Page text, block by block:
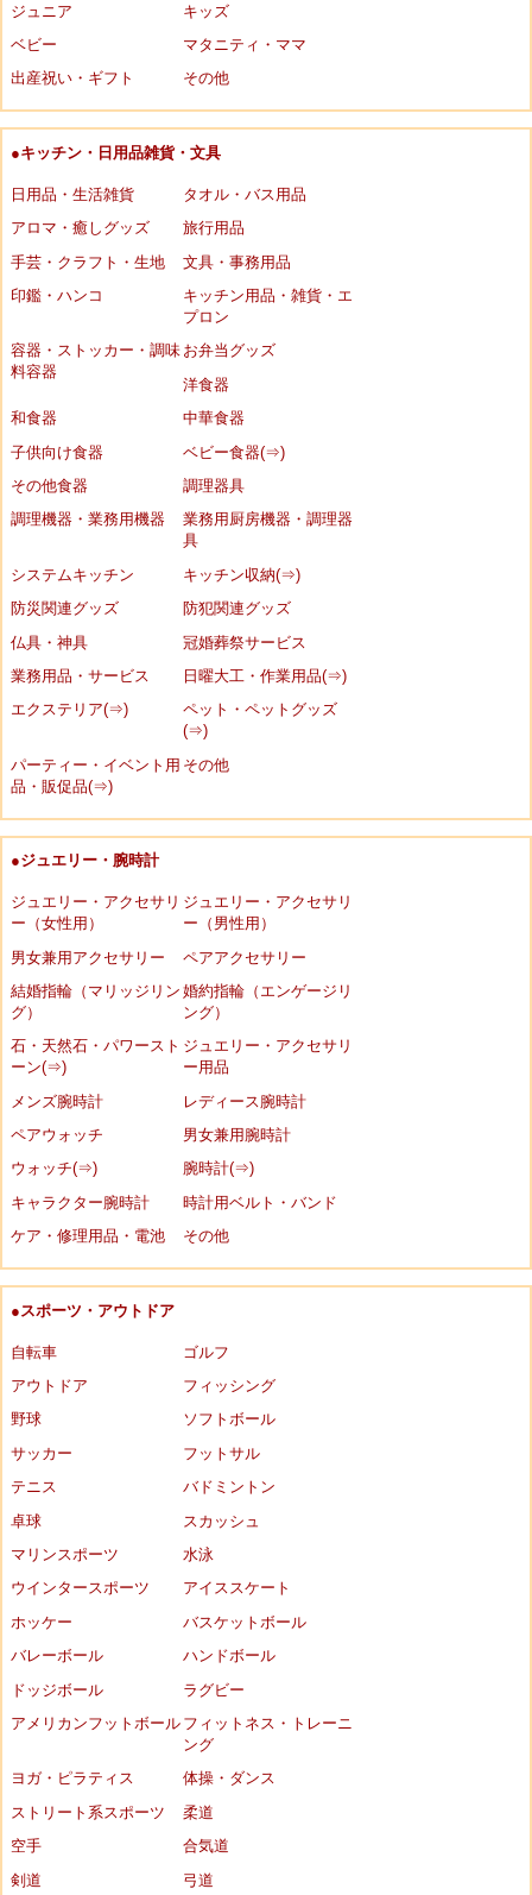
ジュニア
キッズ
ベビー
マタニティ・ママ
出産祝い・ギフト
その他
●キッチン・日用品雑貨・文具
日用品・生活雑貨
タオル・バス用品
アロマ・癒しグッズ
旅行用品
手芸・クラフト・生地
文具・事務用品
印鑑・ハンコ
キッチン用品・雑貨・エ
プロン
容器・ストッカー・調味
料容器
お弁当グッズ
洋食器
和食器
中華食器
子供向け食器
ベビー食器(⇒)
その他食器
調理器具
調理機器・業務用機器
業務用厨房機器・調理器
具
システムキッチン
キッチン収納(⇒)
防災関連グッズ
防犯関連グッズ
仏具・神具
冠婚葬祭サービス
業務用品・サービス
日曜大工・作業用品(⇒)
エクステリア(⇒)
ペット・ペットグッズ
(⇒)
パーティー・イベント用
品・販促品(⇒)
その他
●ジュエリー・腕時計
ジュエリー・アクセサリ
ー（女性用）
ジュエリー・アクセサリ
ー（男性用）
男女兼用アクセサリー
ペアアクセサリー
結婚指輪（マリッジリン
グ）
婚約指輪（エンゲージリ
ング）
石・天然石・パワースト
ーン(⇒)
ジュエリー・アクセサリ
ー用品
メンズ腕時計
レディース腕時計
ペアウォッチ
男女兼用腕時計
ウォッチ(⇒)
腕時計(⇒)
キャラクター腕時計
時計用ベルト・バンド
ケア・修理用品・電池
その他
●スポーツ・アウトドア
自転車
ゴルフ
アウトドア
フィッシング
野球
ソフトボール
サッカー
フットサル
テニス
バドミントン
卓球
スカッシュ
マリンスポーツ
水泳
ウインタースポーツ
アイススケート
ホッケー
バスケットボール
バレーボール
ハンドボール
ドッジボール
ラグビー
アメリカンフットボール フィットネス・トレーニ
ング
ヨガ・ピラティス
体操・ダンス
ストリート系スポーツ
柔道
空手
合気道
剣道
弓道